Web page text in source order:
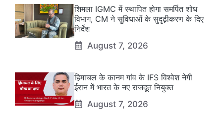
शिमला IGMC में स्थापित होगा समर्पित शोध
विभाग, CM ने सुविधाओं के सुदृढ़ीकरण के दिए
निर्देश
August 7, 2026
हिमाचल के कानम गांव के IFS विश्वेश नेगी
ईरान में भारत के नए राजदूत नियुक्त
August 7, 2026